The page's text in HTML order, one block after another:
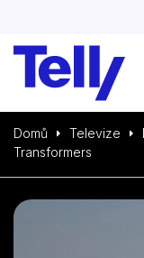
Domů Televize
Transformers